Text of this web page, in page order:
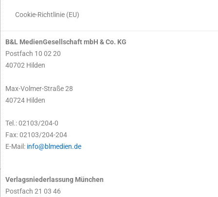
Cookie-Richtlinie (EU)
B&L MedienGesellschaft mbH & Co. KG
Postfach 10 02 20
40702 Hilden
Max-Volmer-Straße 28
40724 Hilden
Tel.: 02103/204-0
Fax: 02103/204-204
E-Mail: info@blmedien.de
Verlagsniederlassung München
Postfach 21 03 46